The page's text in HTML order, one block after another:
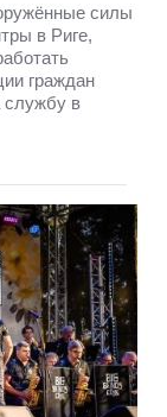
силы
в Риге,
граждан
службу в